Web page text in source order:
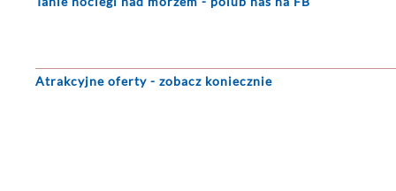
Atrakcyjne oferty - zobacz koniecznie